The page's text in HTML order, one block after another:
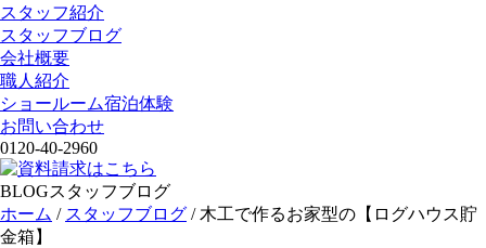
スタッフ紹介
スタッフブログ
会社概要
職人紹介
ショールーム宿泊体験
お問い合わせ
0120-40-2960
BLOGスタッフブログ
ホーム / スタッフブログ / 木工で作るお家型の【ログハウス貯
金箱】